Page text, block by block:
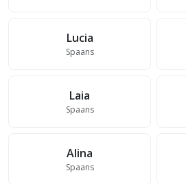
Lucia
Spaans
Laia
Spaans
Alina
Spaans